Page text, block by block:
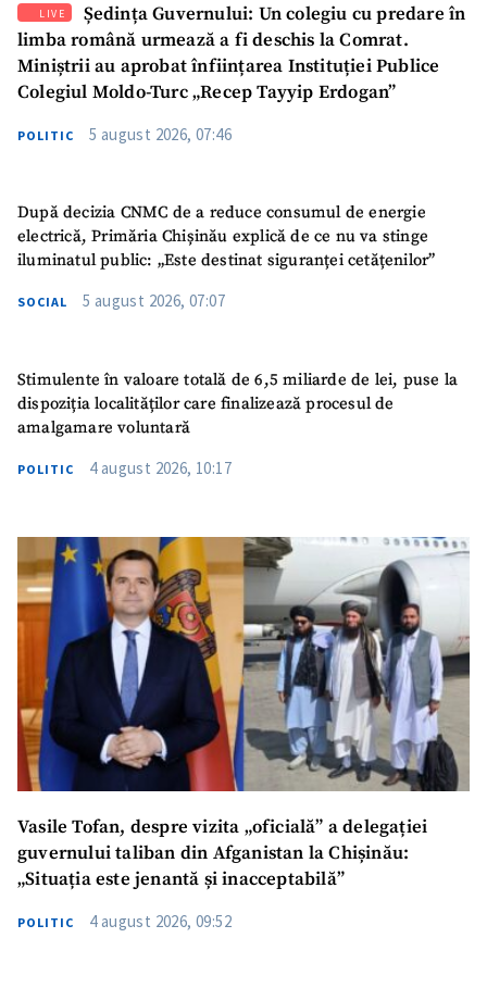
LIVE
Ședința Guvernului: Un colegiu cu predare în
limba română urmează a fi deschis la Comrat.
Miniștrii au aprobat înființarea Instituției Publice
Colegiul Moldo-Turc „Recep Tayyip Erdogan”
POLITIC 5 august 2026, 07:46
După decizia CNMC de a reduce consumul de energie
electrică, Primăria Chișinău explică de ce nu va stinge
iluminatul public: „Este destinat siguranței cetățenilor”
SOCIAL 5 august 2026, 07:07
Stimulente în valoare totală de 6,5 miliarde de lei, puse la
dispoziția localităților care finalizează procesul de
amalgamare voluntară
POLITIC 4 august 2026, 10:17
Vasile Tofan, despre vizita „oficială” a delegației
guvernului taliban din Afganistan la Chișinău:
„Situația este jenantă și inacceptabilă”
POLITIC 4 august 2026, 09:52